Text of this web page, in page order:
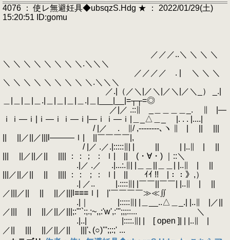
4076 ： 使レ無避妊具◆ubsqzS.Hdg ★ ： 2022/01/29(土)
15:20:51 ID:gomu
／／／..＼ ＼ ＼ ＼
＼ ＼ ＼ ＼ ＼ ＼ ＼ ＼.＼＼＼
／／／／ . | ＼ ＼ ＼
＼ ＼ ＼ ＼ ＼ ＼ ＼ ＼ ＼.＼＼＼
／.|（／＼|／＼|／＼|／＼_） _.|
＿|＿|＿|＿.|＿|＿|＿|＿.|＿|___|__|=┬┬=◎
／|／ .::∥ _＿＿＿＿_. ∥ |―
ｉｉ―ｉ|ｉ―ｉｉ―ｉ|―ｉｉ―ｉ|＿_△＿_ |. . . |....|
/ |／ . ∥/ ,--------､ヽ ∥ | || |||
|| ||／||／|||l―――ｌ| ||￣￣￣￣|,
/ |／ .／.|:::::∥| | || | |..∥ | ||
||| ||／||／|| |||| ：：； ： ｌ| || (・∀・) ｜::＼
.|／ .／ .|...:.∥| |＿＿||＿＿| |..∥ | ||
|||／||／|| || |||| ：： ；： ｌ| || ｲｲ !! |：：》,）
.| ／.. |.::::∥| |￣￣||￣￣| |..∥ | ||
／|||／|| || ||／|||l≡≡≡ｌ| |'￣￣￣￣≫≪∬
.|｜ |:::::∥| |＿__..△＿_.| |..∥ |／||
／||| || ||／||／|||;:'"`:;.;~,,:'w',:''';;;::... ＼
.|..| |::::.∥| | [ open ]| | |..∥ |
／|| ||| ||／||／|| |||'､(○)''';;:;' ...